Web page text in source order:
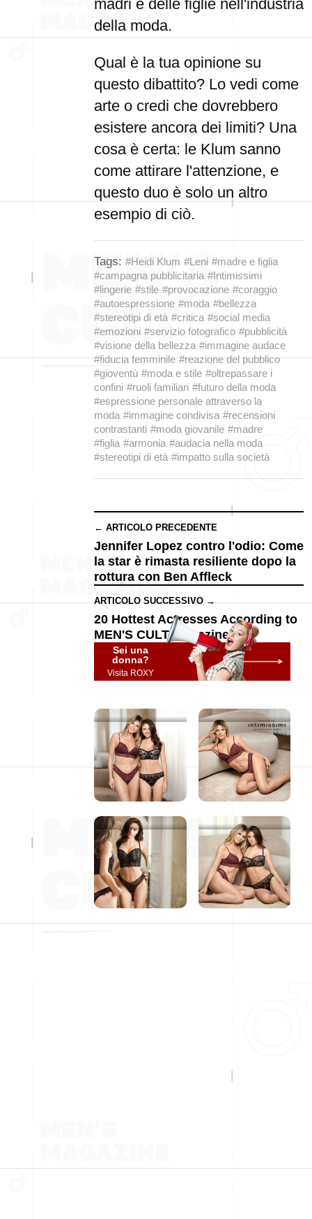
madri e delle figlie nell'industria
della moda.
Qual è la tua opinione su
questo dibattito? Lo vedi come
arte o credi che dovrebbero
esistere ancora dei limiti? Una
cosa è certa: le Klum sanno
come attirare l'attenzione, e
questo duo è solo un altro
esempio di ciò.
Tags: #Heidi Klum #Leni #madre e figlia
#campagna pubblicitaria #Intimissimi
#lingerie #stile #provocazione #coraggio
#autoespressione #moda #bellezza
#stereotipi di età #critica #social media
#emozioni #servizio fotografico #pubblicità
#visione della bellezza #immagine audace
#fiducia femminile #reazione del pubblico
#gioventù #moda e stile #oltrepassare i
confini #ruoli familiari #futuro della moda
#espressione personale attraverso la
moda #immagine condivisa #recensioni
contrastanti #moda giovanile #madre
#figlia #armonia #audacia nella moda
#stereotipi di età #impatto sulla società
← ARTICOLO PRECEDENTE
Jennifer Lopez contro l'odio: Come
la star è rimasta resiliente dopo la
rottura con Ben Affleck
ARTICOLO SUCCESSIVO →
20 Hottest Actresses According to
MEN'S CULT Magazine
Sei una
donna?
Visita ROXY